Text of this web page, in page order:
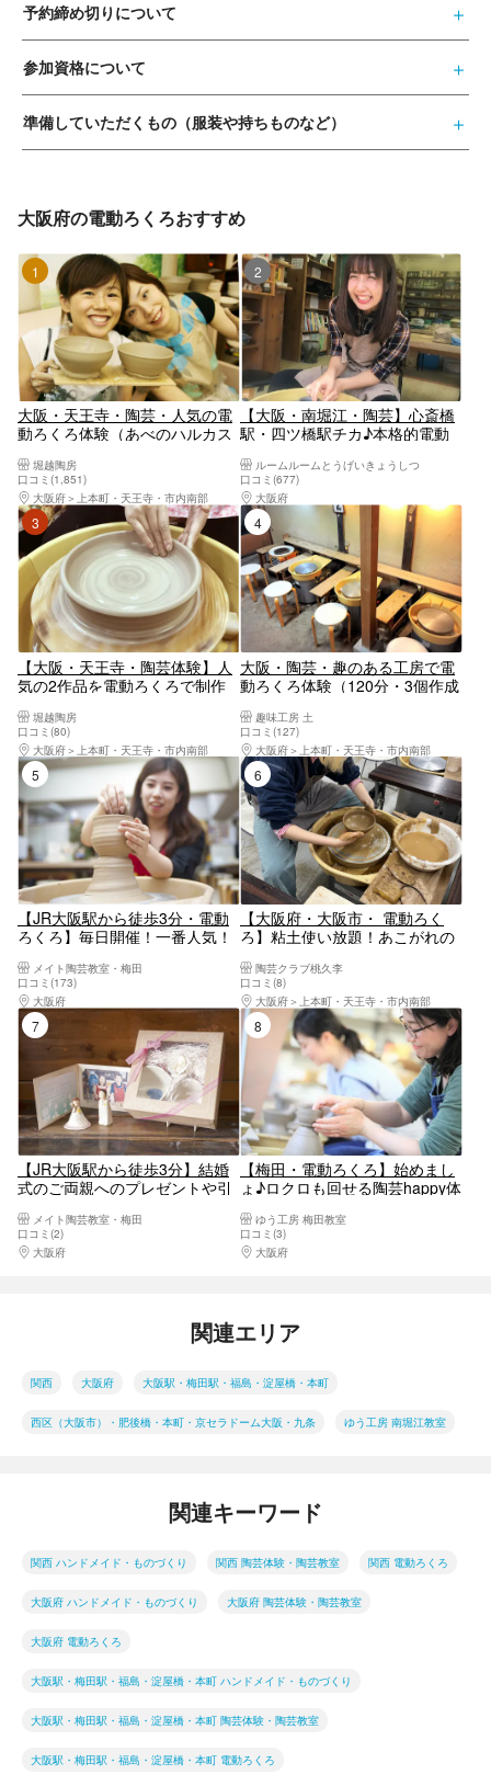
予約締め切りについて
参加資格について
準備していただくもの（服装や持ちものなど）
大阪府の電動ろくろおすすめ
1位
大阪・天王寺・陶芸・人気の電
動ろくろ体験（あべのハルカス
堀越陶房
口コミ(1,851)
大阪府
上本町・天王寺・市内南部
2位
【大阪・南堀江・陶芸】心斎橋
駅・四ツ橋駅チカ♪本格的電動
じめてでも安心！カッコいい器
をつくろう
ルームルームとうげいきょうしつ
口コミ(677)
大阪府
3位
【大阪・天王寺・陶芸体験】人
気の2作品を電動ろくろで制作
験 堀越陶房
口コミ(80)
大阪府
上本町・天王寺・市内南部
4位
大阪・陶芸・趣のある工房で電
動ろくろ体験（120分・3個作成
趣味工房 土
口コミ(127)
大阪府
上本町・天王寺・市内南部
5位
【JR大阪駅から徒歩3分・電動
ろくろ】毎日開催！一番人気！
上質の高台仕上げ
メイト陶芸教室・梅田
口コミ(173)
大阪府
大阪駅・梅田駅・福島・淀屋橋・本町
6位
【大阪府・大阪市・ 電動ろく
ろ】粘土使い放題！あこがれの
陶芸クラブ桃久李
口コミ(8)
大阪府
上本町・天王寺・市内南部
【JR大阪駅から徒歩3分】結婚
式のご両親へのプレゼントや引
ルコース
メイト陶芸教室・梅田
口コミ(2)
大阪府
大阪駅・梅田駅・福島・淀屋橋・本町
8位
【梅田・電動ろくろ】始めまし
ょ♪ロクロも回せる陶芸happy体
プル・ファミリーに
ゆう工房 梅田教室
口コミ(3)
大阪府
関連エリア
関西 大阪府 大阪駅・梅田駅・福島・淀屋橋・本町
西区（大阪市）・肥後橋・本町・京セラドーム大阪・九条 ゆう工房 南堀江教室
関連キーワード
関西 ハンドメイド・ものづくり 関西 陶芸体験・陶芸教室 関西 電動ろくろ
大阪府 ハンドメイド・ものづくり 大阪府 陶芸体験・陶芸教室
大阪府 電動ろくろ
大阪駅・梅田駅・福島・淀屋橋・本町 ハンドメイド・ものづくり
大阪駅・梅田駅・福島・淀屋橋・本町 陶芸体験・陶芸教室
大阪駅・梅田駅・福島・淀屋橋・本町 電動ろくろ